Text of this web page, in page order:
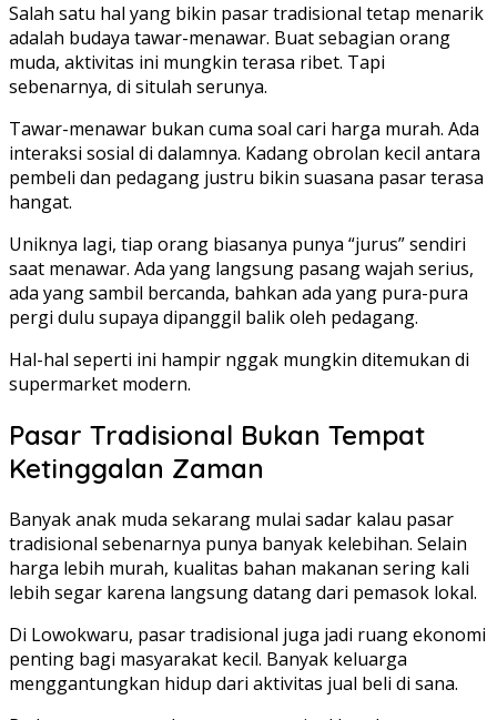
Salah satu hal yang bikin pasar tradisional tetap menarik
adalah budaya tawar-menawar. Buat sebagian orang
muda, aktivitas ini mungkin terasa ribet. Tapi
sebenarnya, di situlah serunya.
Tawar-menawar bukan cuma soal cari harga murah. Ada
interaksi sosial di dalamnya. Kadang obrolan kecil antara
pembeli dan pedagang justru bikin suasana pasar terasa
hangat.
Uniknya lagi, tiap orang biasanya punya “jurus” sendiri
saat menawar. Ada yang langsung pasang wajah serius,
ada yang sambil bercanda, bahkan ada yang pura-pura
pergi dulu supaya dipanggil balik oleh pedagang.
Hal-hal seperti ini hampir nggak mungkin ditemukan di
supermarket modern.
Pasar Tradisional Bukan Tempat
Ketinggalan Zaman
Banyak anak muda sekarang mulai sadar kalau pasar
tradisional sebenarnya punya banyak kelebihan. Selain
harga lebih murah, kualitas bahan makanan sering kali
lebih segar karena langsung datang dari pemasok lokal.
Di Lowokwaru, pasar tradisional juga jadi ruang ekonomi
penting bagi masyarakat kecil. Banyak keluarga
menggantungkan hidup dari aktivitas jual beli di sana.